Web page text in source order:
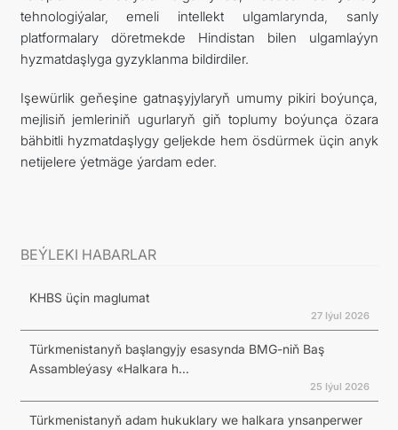
tehnologiýalar, emeli intellekt ulgamlarynda, sanly
platformalary döretmekde Hindistan bilen ulgamlaýyn
hyzmatdaşlyga gyzyklanma bildirdiler.
Işewürlik geňeşine gatnaşyjylaryň umumy pikiri boýunça,
mejlisiň jemleriniň ugurlaryň giň toplumy boýunça özara
bähbitli hyzmatdaşlygy geljekde hem ösdürmek üçin anyk
netijelere ýetmäge ýardam eder.
BEÝLEKI HABARLAR
KHBS üçin maglumat
27 Iýul 2026
Türkmenistanyň başlangyjy esasynda BMG-niň Baş
Assambleýasy «Halkara h...
25 Iýul 2026
Türkmenistanyň adam hukuklary we halkara ynsanperwer